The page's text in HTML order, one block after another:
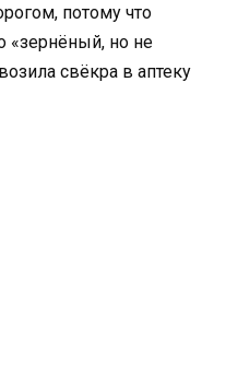
потому что
«зернёный, но не
свёкра в аптеку